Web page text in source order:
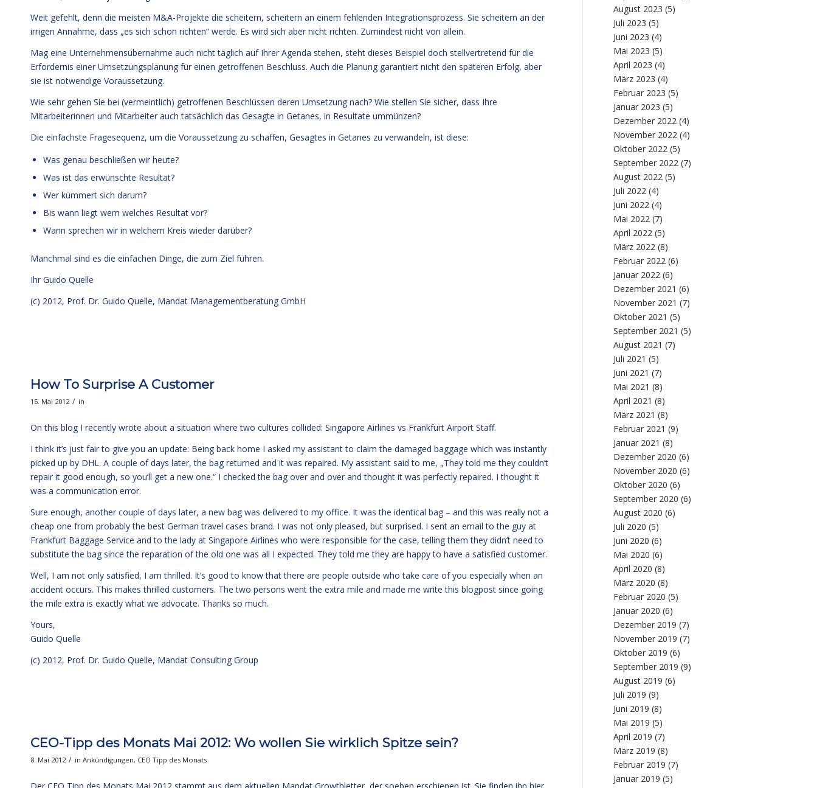
Weit gefehlt, denn die meisten M&A-Projekte die scheitern, scheitern an einem fehlenden Integrationsprozess. Sie scheitern an der
irrigen Annahme, dass „es sich schon richten“ werde. Es wird sich aber nicht richten. Zumindest nicht von allein.
Mag eine Unternehmensübernahme auch nicht täglich auf Ihrer Agenda stehen, steht dieses Beispiel doch stellvertretend für die
Erfordernis einer Umsetzungsplanung für einen getroffenen Beschluss. Auch die Planung garantiert nicht den späteren Erfolg, aber
sie ist notwendige Voraussetzung.
Wie sehr gehen Sie bei (vermeintlich) getroffenen Beschlüssen deren Umsetzung nach? Wie stellen Sie sicher, dass Ihre
Mitarbeiterinnen und Mitarbeiter auch tatsächlich das Gesagte in Getanes, in Resultate ummünzen?
Die einfachste Fragesequenz, um die Voraussetzung zu schaffen, Gesagtes in Getanes zu verwandeln, ist diese:
Was genau beschließen wir heute?
Was ist das erwünschte Resultat?
Wer kümmert sich darum?
Bis wann liegt wem welches Resultat vor?
Wann sprechen wir in welchem Kreis wieder darüber?
Manchmal sind es die einfachen Dinge, die zum Ziel führen.
Ihr Guido Quelle
(c) 2012, Prof. Dr. Guido Quelle, Mandat Managementberatung GmbH
How To Surprise A Customer
15. Mai 2012 / in
On this blog I recently wrote about a situation where two cultures collided: Singapore Airlines vs Frankfurt Airport Staff.
I think it’s just fair to give you an update: Being back home I asked my assistant to claim the damaged baggage which was instantly
picked up by DHL. A couple of days later, the bag returned and it was repaired. My assistant said to me, „They told me they couldn’t
repair it good enough, so you’ll get a new one.“ I checked the bag over and over and thought it was perfectly repaired. I thought it
was a communication error.
Sure enough, another couple of days later, a new bag was delivered to my office. It was the identical bag – and this was really not a
cheap one from probably the best German travel cases brand. I was not only pleased, but surprised. I sent an email to the guy at
Frankfurt Baggage Service and to the lady at Singapore Airlines who were responsible for the case, telling them they didn’t need to
substitute the bag since the reparation of the old one was all I expected. They told me they are happy to have a satisfied customer.
Well, I am not only satisfied, I am thrilled. It’s good to know that there are people outside who take care of you especially when an
accident occurs. This makes thrilled customers. The two persons went the extra mile and made me write this blogpost since going
the mile extra is exactly what we advocate. Thanks so much.
Yours,
Guido Quelle
(c) 2012, Prof. Dr. Guido Quelle, Mandat Consulting Group
CEO-Tipp des Monats Mai 2012: Wo wollen Sie wirklich Spitze sein?
8. Mai 2012 / in Ankündigungen, CEO Tipp des Monats
August 2023 (5)
Juli 2023 (5)
Juni 2023 (4)
Mai 2023 (5)
April 2023 (4)
März 2023 (4)
Februar 2023 (5)
Januar 2023 (5)
Dezember 2022 (4)
November 2022 (4)
Oktober 2022 (5)
September 2022 (7)
August 2022 (5)
Juli 2022 (4)
Juni 2022 (4)
Mai 2022 (7)
April 2022 (5)
März 2022 (8)
Februar 2022 (6)
Januar 2022 (6)
Dezember 2021 (6)
November 2021 (7)
Oktober 2021 (5)
September 2021 (5)
August 2021 (7)
Juli 2021 (5)
Juni 2021 (7)
Mai 2021 (8)
April 2021 (8)
März 2021 (8)
Februar 2021 (9)
Januar 2021 (8)
Dezember 2020 (6)
November 2020 (6)
Oktober 2020 (6)
September 2020 (6)
August 2020 (6)
Juli 2020 (5)
Juni 2020 (6)
Mai 2020 (6)
April 2020 (8)
März 2020 (8)
Februar 2020 (5)
Januar 2020 (6)
Dezember 2019 (7)
November 2019 (7)
Oktober 2019 (6)
September 2019 (9)
August 2019 (6)
Juli 2019 (9)
Juni 2019 (8)
Mai 2019 (5)
April 2019 (7)
März 2019 (8)
Februar 2019 (7)
Januar 2019 (5)